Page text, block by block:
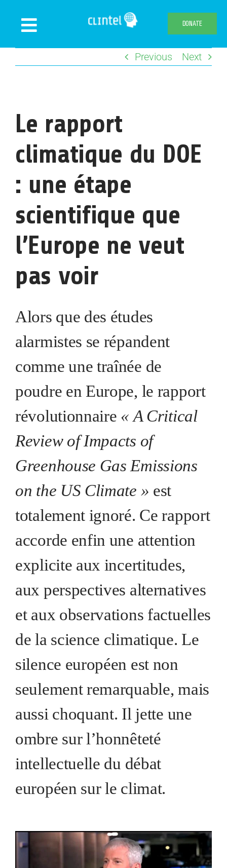
Toggle
Navigation
Declaration
Webshop
About us
DONATE
Previous Next
Le rapport
climatique du DOE
: une étape
scientifique que
l’Europe ne veut
pas voir
Alors que des études
alarmistes se répandent
comme une traînée de
poudre en Europe, le rapport
révolutionnaire « A Critical
Review of Impacts of
Greenhouse Gas Emissions
on the US Climate » est
totalement ignoré. Ce rapport
accorde enfin une attention
explicite aux incertitudes,
aux perspectives alternatives
et aux observations factuelles
de la science climatique. Le
silence européen est non
seulement remarquable, mais
aussi choquant. Il jette une
ombre sur l’honnêteté
intellectuelle du débat
européen sur le climat.